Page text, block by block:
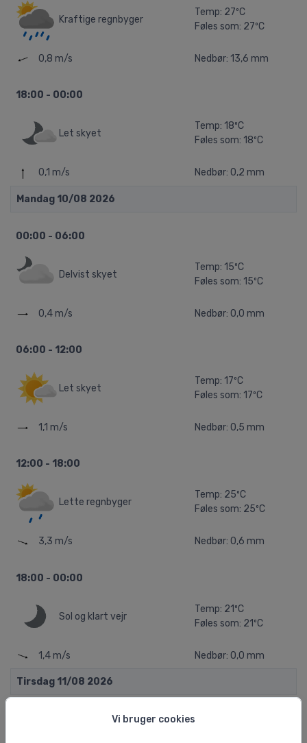
Vi bruger cookies
Kraftige regnbyger
Temp: 27ºC
Føles som: 27ºC
0,8 m/s Nedbør: 13,6 mm
18:00 - 00:00
Let skyet
Temp: 18ºC
Føles som: 18ºC
0,1 m/s Nedbør: 0,2 mm
Mandag 10/08 2026
00:00 - 06:00
Delvist skyet
Temp: 15ºC
Føles som: 15ºC
0,4 m/s Nedbør: 0,0 mm
06:00 - 12:00
Let skyet
Temp: 17ºC
Føles som: 17ºC
1,1 m/s Nedbør: 0,5 mm
12:00 - 18:00
Lette regnbyger
Temp: 25ºC
Føles som: 25ºC
3,3 m/s Nedbør: 0,6 mm
18:00 - 00:00
Sol og klart vejr
Temp: 21ºC
Føles som: 21ºC
1,4 m/s Nedbør: 0,0 mm
Tirsdag 11/08 2026